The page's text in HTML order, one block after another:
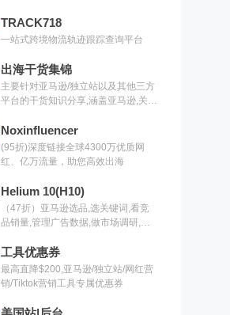
TRACK718
一站式跨境物流轨迹跟踪查询平台
出海干货集锦
主要针对亚马逊/独立站以及其他三方
平台的干货知识分享,涵盖亚马逊,关键
具以及出海干货集锦,欢迎关注
Noxinfluencer
(95折)深度链接全球4300万优质网
红、亿万流量，助您高效出海
Helium 10(H10)
（47折）亚马逊选品,选关键词,看竞
品销量,管理广告数据,做市场调研,有
工具优惠券
最高直降$200,亚马逊/独立站/网红营
销/Tiktok营销工具专属优惠券